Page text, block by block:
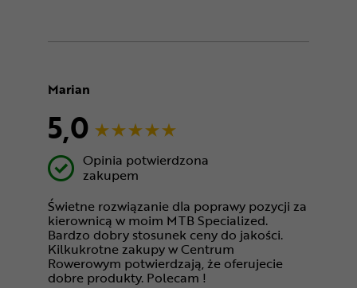
Marian
5,0
Opinia potwierdzona
zakupem
Świetne rozwiązanie dla poprawy pozycji za
kierownicą w moim MTB Specialized.
Bardzo dobry stosunek ceny do jakości.
Kilkukrotne zakupy w Centrum
Rowerowym potwierdzają, że oferujecie
dobre produkty. Polecam !